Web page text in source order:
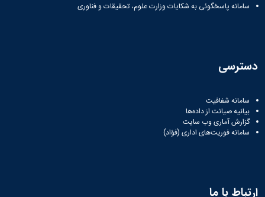
سامانه پاسخگوئی به شکایات وزارت علوم، تحقیقات و فناوری
دسترسی
سامانه شفافیت
بیانیه صیانت از داده‌ها
گزارش آماری وب‌ سایت
سامانه فوریت‌های اداری (فؤاد)
ارتباط با ما